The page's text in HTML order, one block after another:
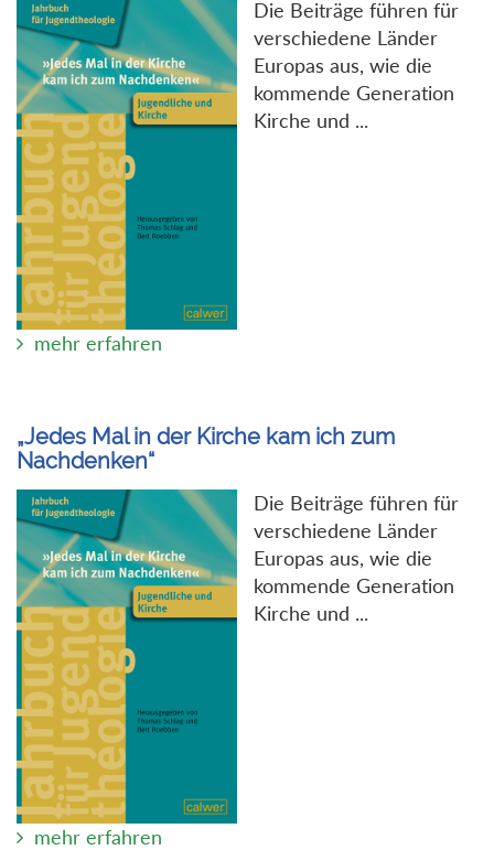
Die Beiträge führen für
verschiedene Länder
Europas aus, wie die
kommende Generation
Kirche und ...
mehr erfahren
„Jedes Mal in der Kirche kam ich zum
Nachdenken“
Die Beiträge führen für
verschiedene Länder
Europas aus, wie die
kommende Generation
Kirche und ...
mehr erfahren